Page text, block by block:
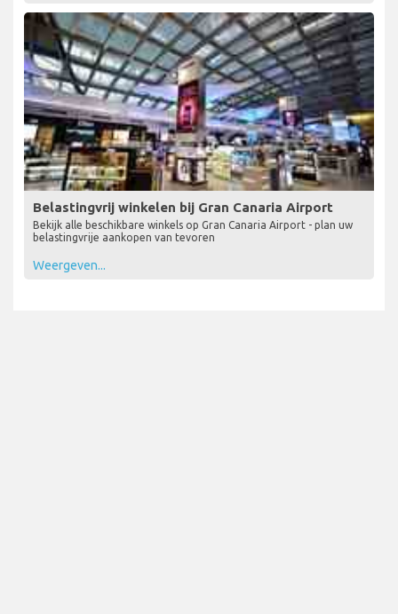
Belastingvrij winkelen bij Gran Canaria Airport
Bekijk alle beschikbare winkels op Gran Canaria Airport - plan uw
belastingvrije aankopen van tevoren
Weergeven...